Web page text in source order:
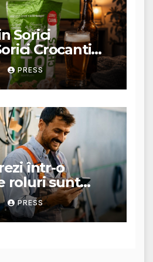
Sorici
Crocanti
PRESS
într-o
roluri sunt
ce presupun
PRESS